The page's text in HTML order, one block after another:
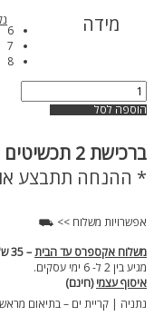
מידה
6
7
8
כמות
של
טבעת
רוז
גולד
מישל
הוספה לסל
ברכישת
* ההנחה תתבצע
אפשרויות משלוח >> ⛟
משלוח אקספרס עד הבית– 35 ש"ח .
מגיע בין 2 ל- 6 ימי עסקים.
איסוף עצמי(חינם)
נתניה | קריית ים – בתיאום